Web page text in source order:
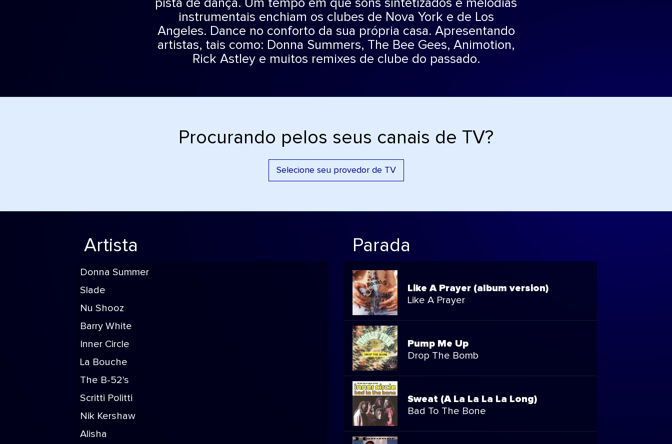
pista de dança. Um tempo em que sons sintetizados e melodias
instrumentais enchiam os clubes de Nova York e de Los
Angeles. Dance no conforto da sua própria casa. Apresentando
artistas, tais como: Donna Summers, The Bee Gees, Animotion,
Rick Astley e muitos remixes de clube do passado.
Procurando pelos seus canais de TV?
Selecione seu provedor de TV
Artista
Donna Summer
Slade
Nu Shooz
Barry White
Inner Circle
La Bouche
The B-52's
Scritti Politti
Nik Kershaw
Alisha
Parada
Like A Prayer (album version)
Like A Prayer
Pump Me Up
Drop The Bomb
Sweat (A La La La La Long)
Bad To The Bone